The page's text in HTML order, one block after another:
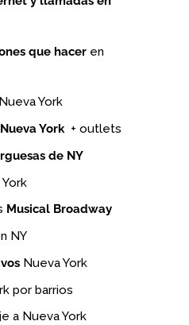
que hacer en
York
York+ outlets
de NY
Musical Broadway
NY
Nueva York
por barrios
a Nueva York